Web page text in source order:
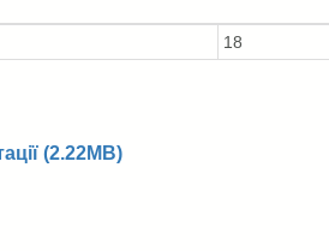
18
(2.22MB)